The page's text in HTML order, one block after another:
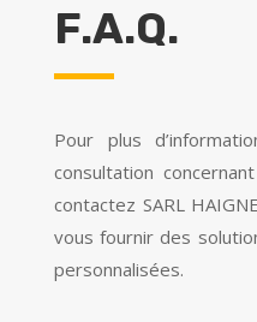
F.A.Q.
Pour plus
consultation
contactez SARL
vous fournir des
personnalisées.